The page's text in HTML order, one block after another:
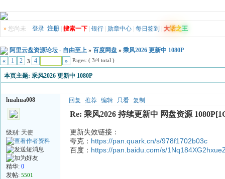
» 您尚未 登录 注册 搜索一下 银行 勋章中心 每日签到 大话之王
阿里云盘资源论坛 - 自由至上 » 百度网盘 » 乘风2026 更新中 1080P
«
1 2 3 4 » Pages: ( 3/4 total )
本页主题: 乘风2026 更新中 1080P
huahua008
级别: 天使
精华: 0
发帖: 5501
回复 推荐 编辑 只看 复制
Re: 乘风2026 持续更新中 网盘资源
更新失效链接：
夸克： https://pan.quark.cn/s/978f1702b03c
百度： https://pan.baidu.com/s/